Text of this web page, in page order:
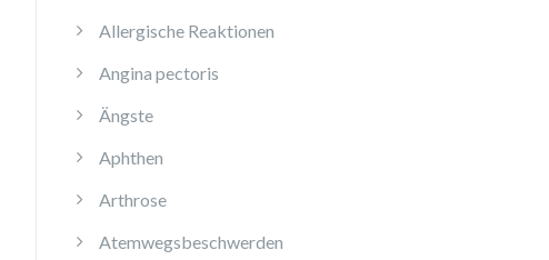
Allergische Reaktionen
Angina pectoris
Ängste
Aphthen
Arthrose
Atemwegsbeschwerden